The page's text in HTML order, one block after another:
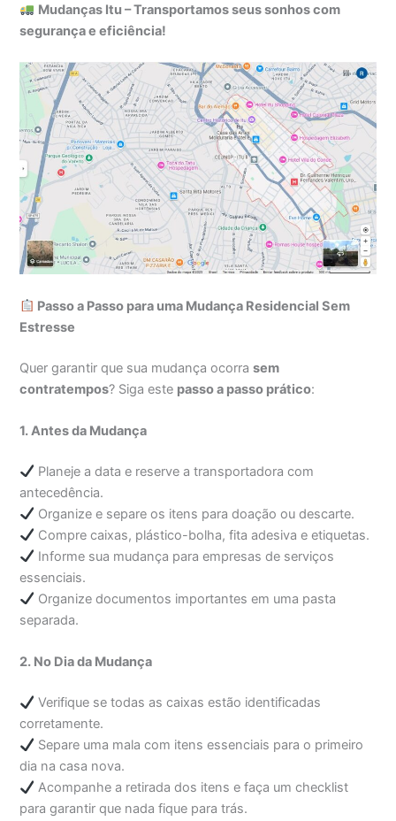
Mudanças Itu – Transportamos seus sonhos com
segurança e eficiência!
Passo a Passo para uma Mudança Residencial Sem
Estresse
Quer garantir que sua mudança ocorrasem
contratempos? Siga este passo a passo prático:
1. Antes da Mudança
Planeje a data e reserve a transportadora com
antecedência.
Organize e separe os itens para doação ou descarte.
Compre caixas, plástico-bolha, fita adesiva e etiquetas.
Informe sua mudança para empresas de serviços
essenciais.
Organize documentos importantes em uma pasta
separada.
2. No Dia da Mudança
Verifique se todas as caixas estão identificadas
corretamente.
Separe uma mala com itens essenciais para o primeiro
dia na casa nova.
Acompanhe a retirada dos itens e faça um checklist
para garantir que nada fique para trás.